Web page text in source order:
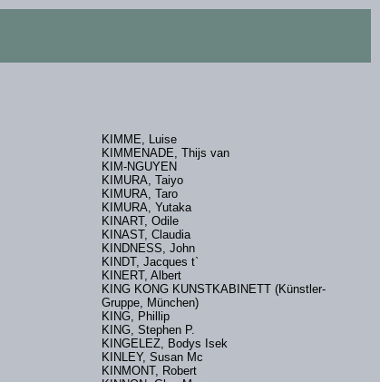
KIMME, Luise
KIMMENADE, Thijs van
KIM-NGUYEN
KIMURA, Taiyo
KIMURA, Taro
KIMURA, Yutaka
KINART, Odile
KINAST, Claudia
KINDNESS, John
KINDT, Jacques t`
KINERT, Albert
KING KONG KUNSTKABINETT (Künstler-
Gruppe, München)
KING, Phillip
KING, Stephen P.
KINGELEZ, Bodys Isek
KINLEY, Susan Mc
KINMONT, Robert